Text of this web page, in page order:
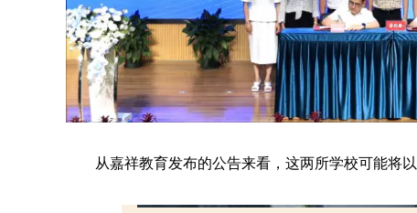
从嘉祥教育发布的公告来看，这两所学校可能将